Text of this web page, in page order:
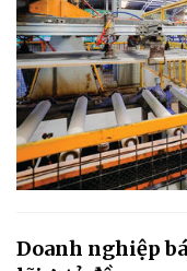
Doanh nghiệp